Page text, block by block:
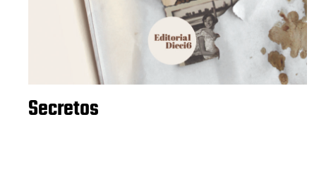
Secretos